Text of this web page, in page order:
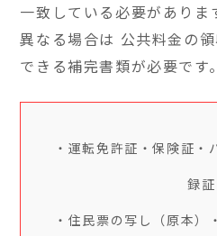
一致している必要がありま
異なる場合は 公共料金の
できる補完書類が必要です。
・運転免許証・保険証・
録証
・住民票の写し（原本）